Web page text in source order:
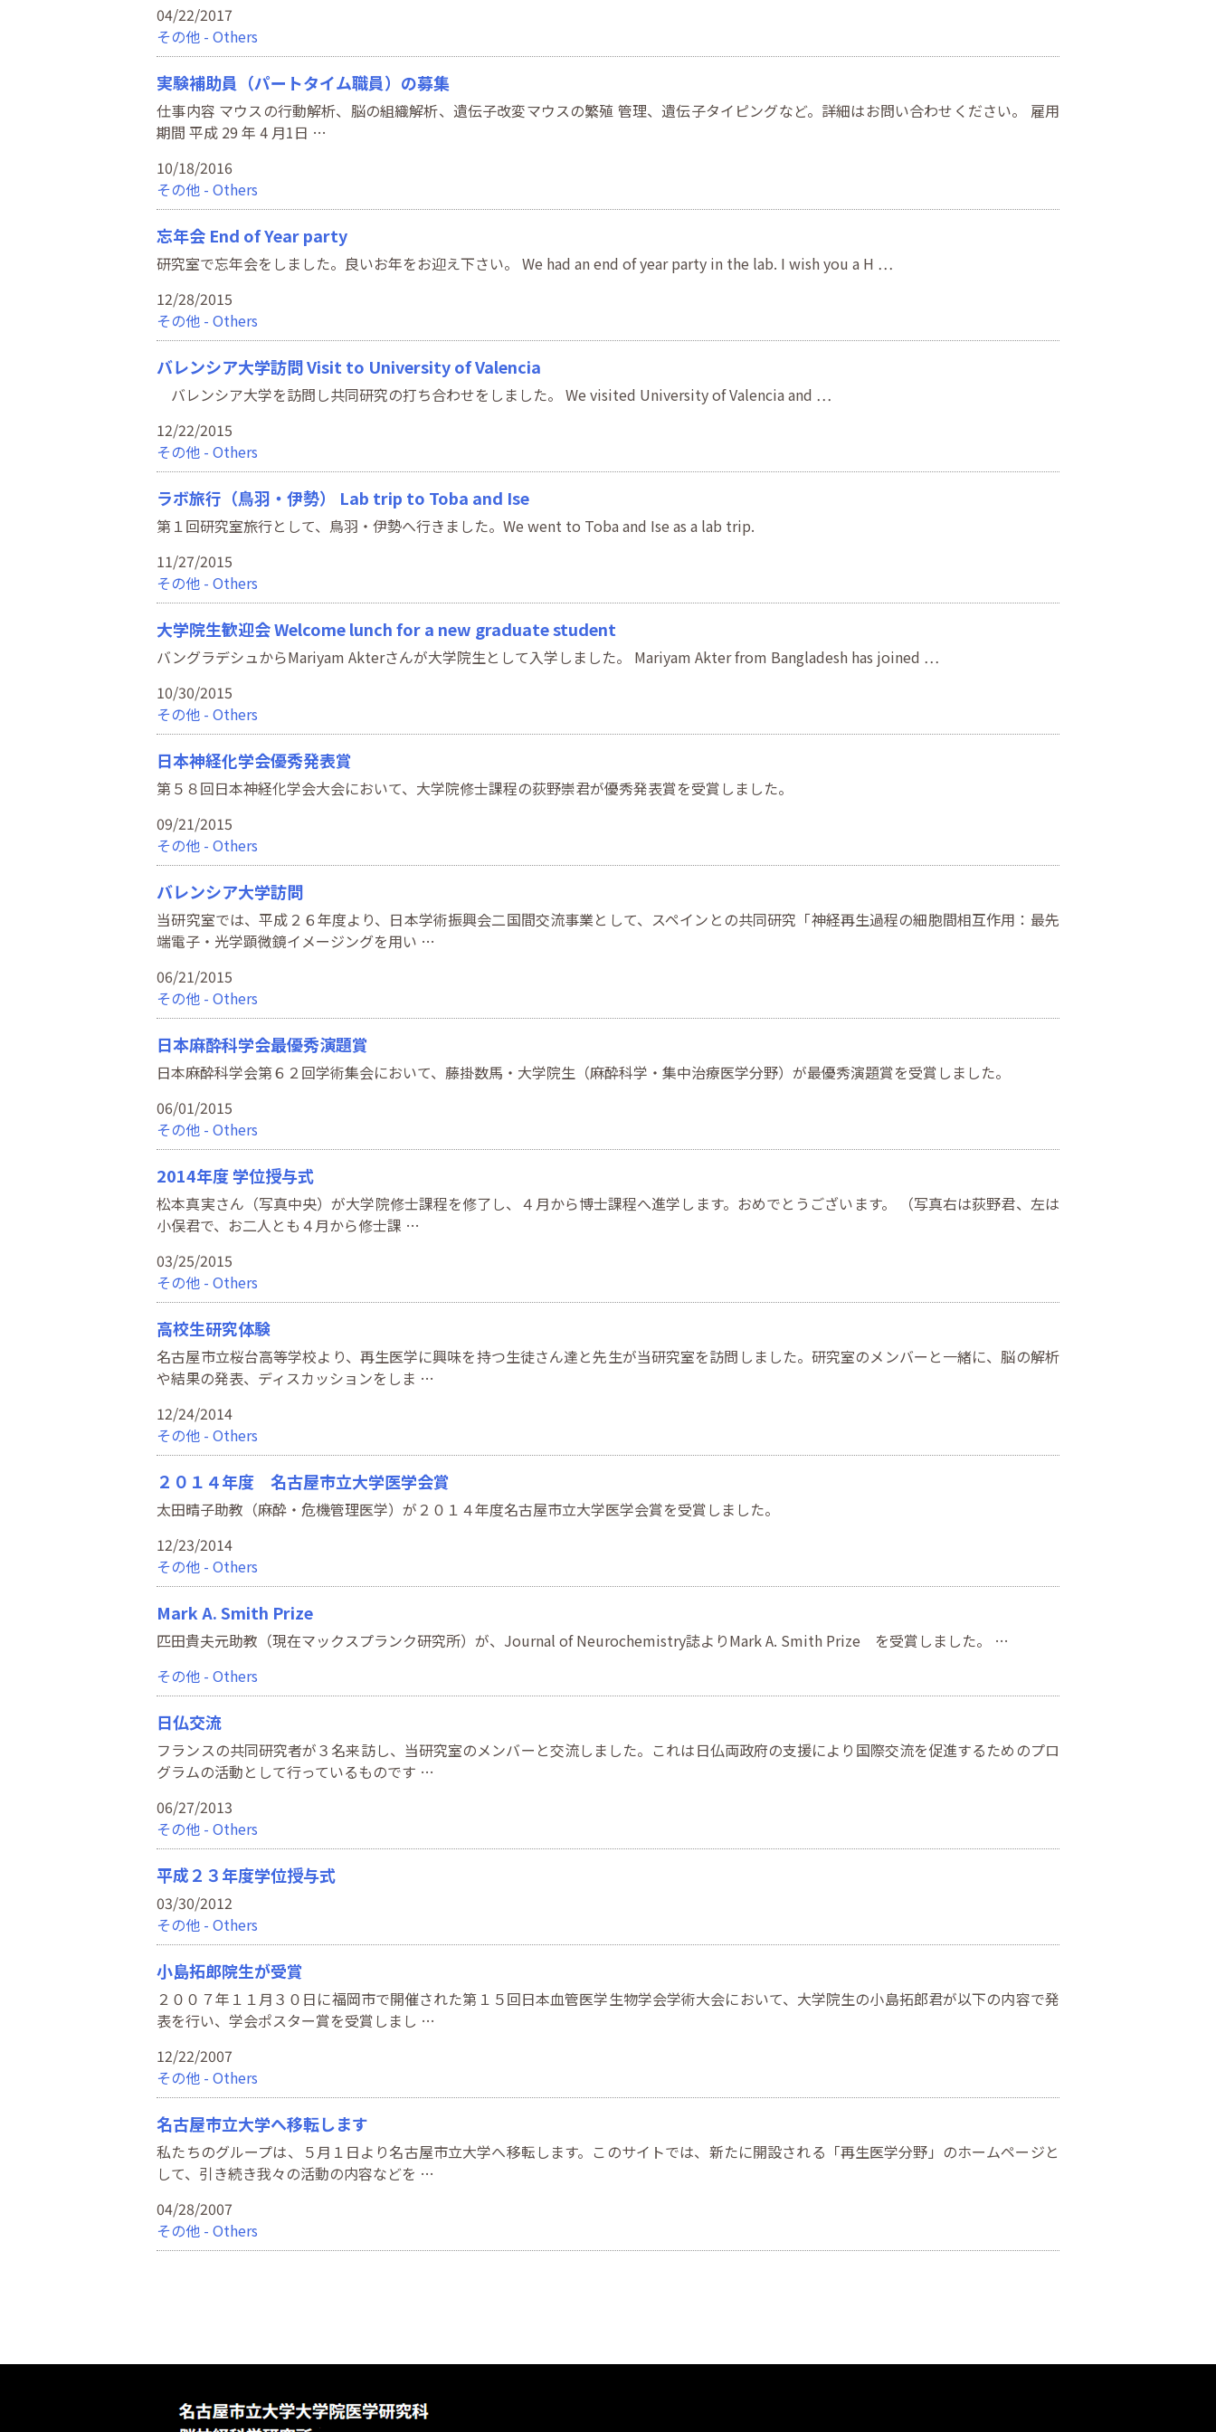
04/22/2017
その他 - Others
実験補助員（パートタイム職員）の募集
仕事内容 マウスの行動解析、脳の組織解析、遺伝子改変マウスの繁殖 管理、遺伝子タイピングなど。詳細はお問い合わせください。 雇用
期間 平成 29 年 4 月1日 …
10/18/2016
その他 - Others
忘年会 End of Year party
研究室で忘年会をしました。良いお年をお迎え下さい。 We had an end of year party in the lab. I wish you a H …
12/28/2015
その他 - Others
バレンシア大学訪問 Visit to University of Valencia
バレンシア大学を訪問し共同研究の打ち合わせをしました。 We visited University of Valencia and …
12/22/2015
その他 - Others
ラボ旅行（鳥羽・伊勢） Lab trip to Toba and Ise
第１回研究室旅行として、鳥羽・伊勢へ行きました。We went to Toba and Ise as a lab trip.
11/27/2015
その他 - Others
大学院生歓迎会 Welcome lunch for a new graduate student
バングラデシュからMariyam Akterさんが大学院生として入学しました。 Mariyam Akter from Bangladesh has joined …
10/30/2015
その他 - Others
日本神経化学会優秀発表賞
第５８回日本神経化学会大会において、大学院修士課程の荻野崇君が優秀発表賞を受賞しました。
09/21/2015
その他 - Others
バレンシア大学訪問
当研究室では、平成２６年度より、日本学術振興会二国間交流事業として、スペインとの共同研究「神経再生過程の細胞間相互作用：最先
端電子・光学顕微鏡イメージングを用い …
06/21/2015
その他 - Others
日本麻酔科学会最優秀演題賞
日本麻酔科学会第６２回学術集会において、藤掛数馬・大学院生（麻酔科学・集中治療医学分野）が最優秀演題賞を受賞しました。
06/01/2015
その他 - Others
2014年度 学位授与式
松本真実さん（写真中央）が大学院修士課程を修了し、４月から博士課程へ進学します。おめでとうございます。 （写真右は荻野君、左は
小俣君で、お二人とも４月から修士課 …
03/25/2015
その他 - Others
高校生研究体験
名古屋市立桜台高等学校より、再生医学に興味を持つ生徒さん達と先生が当研究室を訪問しました。研究室のメンバーと一緒に、脳の解析
や結果の発表、ディスカッションをしま …
12/24/2014
その他 - Others
２０１４年度 名古屋市立大学医学会賞
太田晴子助教（麻酔・危機管理医学）が２０１４年度名古屋市立大学医学会賞を受賞しました。
12/23/2014
その他 - Others
Mark A. Smith Prize
匹田貴夫元助教（現在マックスプランク研究所）が、Journal of Neurochemistry誌よりMark A. Smith Prize を受賞しました。 …
その他 - Others
日仏交流
フランスの共同研究者が３名来訪し、当研究室のメンバーと交流しました。これは日仏両政府の支援により国際交流を促進するためのプロ
グラムの活動として行っているものです …
06/27/2013
その他 - Others
平成２３年度学位授与式
03/30/2012
その他 - Others
小島拓郎院生が受賞
２００７年１１月３０日に福岡市で開催された第１５回日本血管医学生物学会学術大会において、大学院生の小島拓郎君が以下の内容で発
表を行い、学会ポスター賞を受賞しまし …
12/22/2007
その他 - Others
名古屋市立大学へ移転します
私たちのグループは、５月１日より名古屋市立大学へ移転します。このサイトでは、新たに開設される「再生医学分野」のホームページと
して、引き続き我々の活動の内容などを …
04/28/2007
その他 - Others